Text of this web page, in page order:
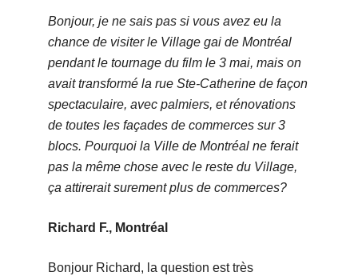
Bonjour, je ne sais pas si vous avez eu la
chance de visiter le Village gai de Montréal
pendant le tournage du film le 3 mai, mais on
avait transformé la rue Ste-Catherine de façon
spectaculaire, avec palmiers, et rénovations
de toutes les façades de commerces sur 3
blocs. Pourquoi la Ville de Montréal ne ferait
pas la même chose avec le reste du Village,
ça attirerait surement plus de commerces?
Richard F., Montréal
Bonjour Richard, la question est très